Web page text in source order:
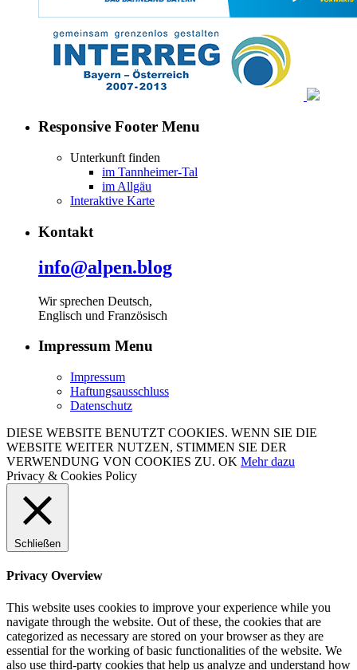
Responsive Footer Menu
Unterkunft finden
im Tannheimer-Tal
im Allgäu
Interaktive Karte
Kontakt
info@alpen.blog
Wir sprechen Deutsch,
Englisch und Französisch
Impressum Menu
Impressum
Haftungsausschluss
Datenschutz
DIESE WEBSITE BENUTZT COOKIES. WENN SIE DIE
WEBSITE WEITER NUTZEN, STIMMEN SIE DER
VERWENDUNG VON COOKIES ZU. OK Mehr dazu
Privacy & Cookies Policy
Schließen
Privacy Overview
This website uses cookies to improve your experience while you
navigate through the website. Out of these, the cookies that are
categorized as necessary are stored on your browser as they are
essential for the working of basic functionalities of the website. We
also use third-party cookies that help us analyze and understand how